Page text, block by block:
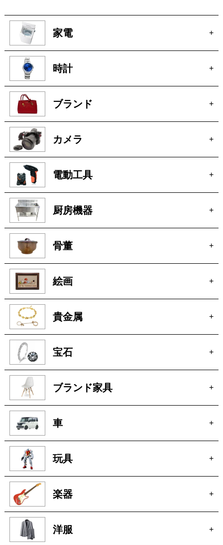
家電 +
時計 +
ブランド +
カメラ +
電動工具 +
厨房機器 +
骨董 +
絵画 +
貴金属 +
宝石 +
ブランド家具 +
車 +
玩具 +
楽器 +
洋服 +